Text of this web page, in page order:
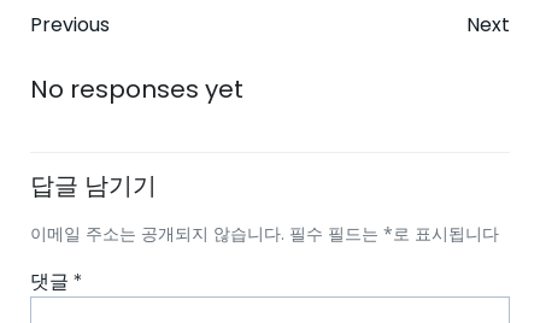
Post
navigation
Previous Next
No responses yet
답글 남기기
이메일 주소는 공개되지 않습니다. 필수 필드는 *로 표시됩니다
댓글 *